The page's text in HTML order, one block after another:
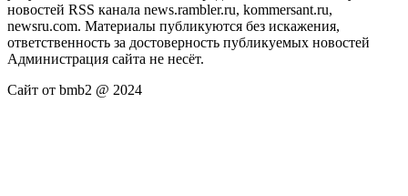
новостей RSS канала news.rambler.ru, kommersant.ru,
newsru.com. Материалы публикуются без искажения,
ответственность за достоверность публикуемых новостей
Администрация сайта не несёт.
Сайт от bmb2 @ 2024